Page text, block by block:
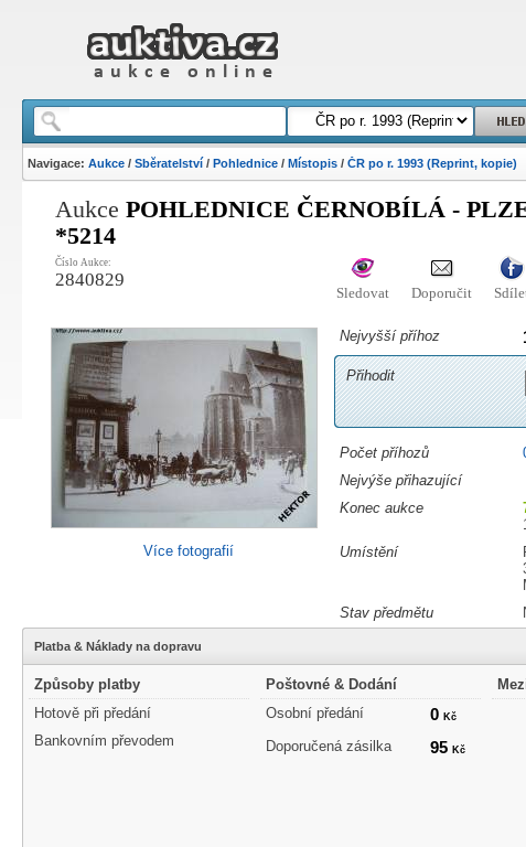
Navigace:Aukce /Sběratelství /Pohlednice /Místopis /ČR po r. 1993 (Reprint, kopie)
AukcePOHLEDNICE ČERNOBÍLÁ -
*5214
Číslo Aukce:
2840829
Sledovat Doporučit
Více fotografií
Nejvyšší příhoz
Přihodit
Počet příhozů
Nejvýše přihazující
Konec aukce
Umístění
Stav předmětu
Platba & Náklady na dopravu
Způsoby platby
Hotově při předání
Bankovním převodem
Poštovné & Dodání
Osobní předání
0Kč
Doporučená zásilka 95Kč